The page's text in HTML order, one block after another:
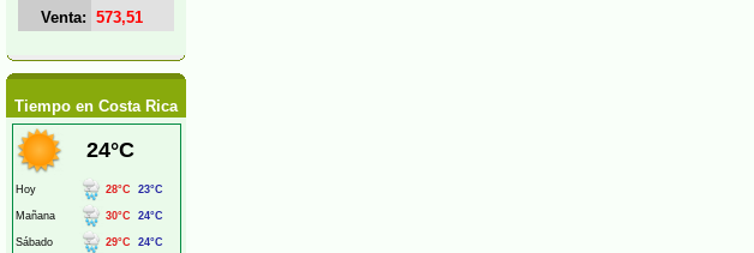
Venta: 573,51
Tiempo en Costa Rica